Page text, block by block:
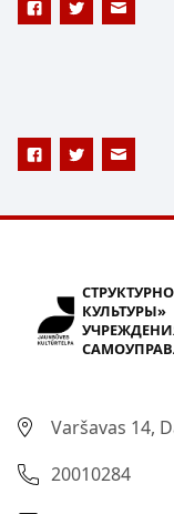
КУЛЬТУРЫ»
Varšavas 14,
20010284